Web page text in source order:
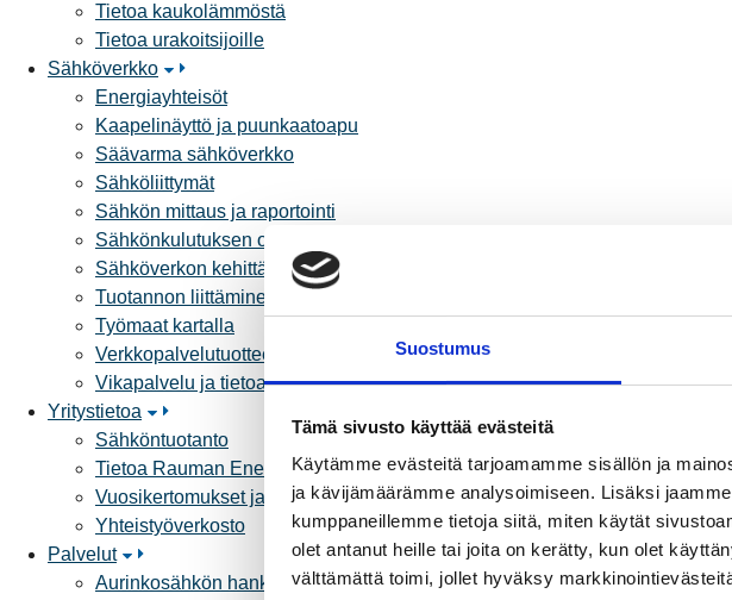
Suostumus
Tämä sivusto käyttää evästeitä
Käytämme evästeitä tarjoamamme sisällön ja
ja kävijämäärämme analysoimiseen. Lisäksi
kumppaneillemme tietoja siitä, miten käytät
olet antanut heille tai joita on kerätty, kun olet
välttämättä toimi, jollet hyväksy
Tietoa kaukolämmöstä
Tietoa urakoitsijoille
Sähköverkko
Energiayhteisöt
Kaapelinäyttö ja puunkaatoapu
Säävarma sähköverkko
Sähköliittymät
Sähkön mittaus ja raportointi
Sähkönkulutuksen ohjaus kiinteistössä
Sähköverkon kehittämissuunnitelma
Tuotannon liittäminen verkkoon
Työmaat kartalla
Verkkopalvelutuotteet ja hinnastot
Vikapalvelu ja tietoa jakeluhäiriöistä
Yritystietoa
Sähköntuotanto
Tietoa Rauman Energiasta
Vuosikertomukset ja asiakaslehti
Yhteistyöverkosto
Palvelut
Aurinkosähkön hankinta